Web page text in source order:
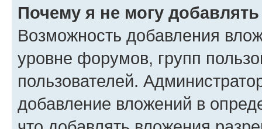
Почему я не могу
Возможность добавления
уровне форумов, групп
пользователей.
добавление вложений в